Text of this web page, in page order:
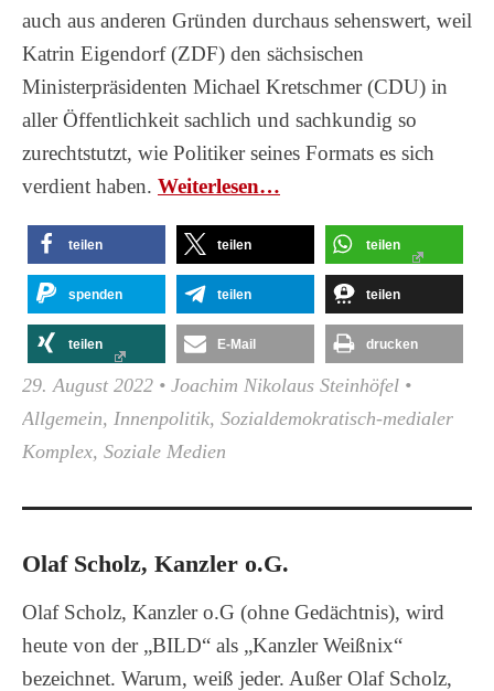
auch aus anderen Gründen durchaus sehenswert, weil
Katrin Eigendorf (ZDF) den sächsischen
Ministerpräsidenten Michael Kretschmer (CDU) in
aller Öffentlichkeit sachlich und sachkundig so
zurechtstutzt, wie Politiker seines Formats es sich
verdient haben. Wei­ter­le­sen…
teilen teilen teilen
spenden teilen teilen
teilen E-Mail drucken
29. August 2022 • Joachim Nikolaus Steinhöfel •
Allgemein, Innenpolitik, Sozialdemokratisch-medialer
Komplex, Soziale Medien
Olaf Scholz, Kanzler o.G.
Olaf Scholz, Kanzler o.G (ohne Gedächtnis), wird
heute von der „BILD“ als „Kanzler Weißnix“
bezeichnet. Warum, weiß jeder. Außer Olaf Scholz,